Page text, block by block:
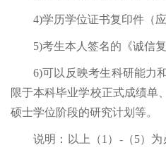
4)学历学位证书复印件（
5)考生本人签名的《诚信
6)可以反映考生科研能力
限于本科毕业学校正式成绩单
硕士学位阶段的研究计划等。
说明：以上（1）-（5）